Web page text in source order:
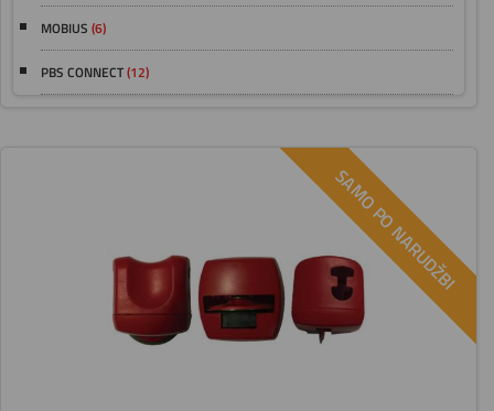
MOBIUS (6)
PBS CONNECT(12)
SAMO PO NARUDŽBI